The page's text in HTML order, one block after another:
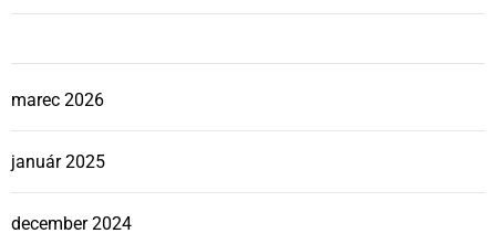
marec 2026
január 2025
december 2024